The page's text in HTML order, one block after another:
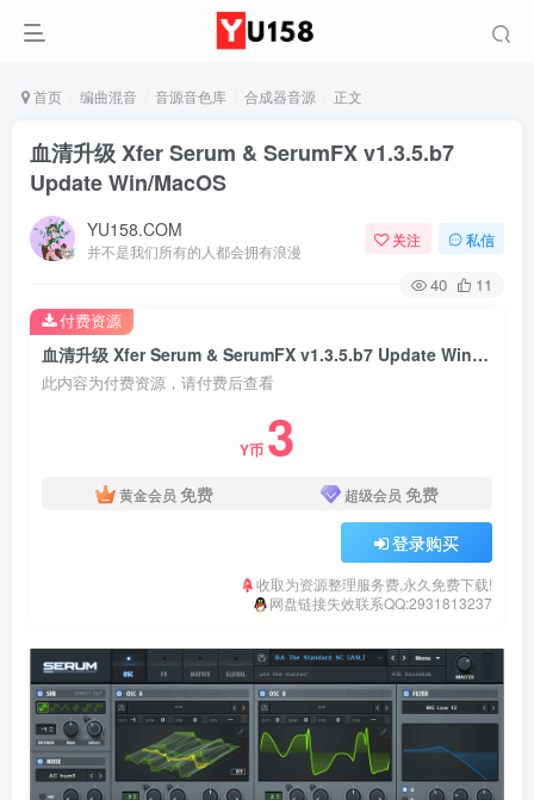
首页 编曲混音 音源音色库 合成器音源 正文
血清升级 Xfer Serum & SerumFX v1.3.5.b7
Update Win/MacOS
YU158.COM
并不是我们所有的人都会拥有浪漫
关注 私信
40 11
血清升级 Xfer Serum & SerumFX v1.3.5.b7 Update Win/MacOS
此内容为付费资源，请付费后查看
Y币 3
黄金会员 免费 超级会员 免费
登录购买
收取为资源整理服务费,永久免费下载!
网盘链接失效联系QQ:2931813237
付费资源